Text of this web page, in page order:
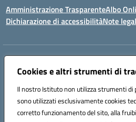
Cookies e altri strumenti di
Il nostro Istituto non utilizza strumenti di
sono utilizzati esclusivamente cookies
corretto funzionamento del sito, alla
Amministrazione TrasparenteAlbo
Dichiarazione di accessibilitàNote
Indirizzo:
Centralino:0885/422972 Email:
Codice fiscale: 81004320719
Codice meccanografico:
FGIC84600D
Codice Indice delle Pubbliche Amministrazioni